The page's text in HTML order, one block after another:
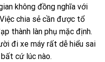
không đồng nghĩa với
chia sẻ cần được tổ
thành làn phụ mặc định.
đi xe máy rất dễ hiểu sai
cứ lúc nào.